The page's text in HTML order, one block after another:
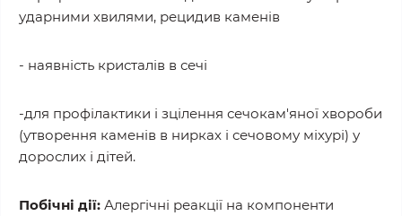
ударними хвилями, рецидив каменів
- наявність кристалів в сечі
-для профілактики і зцілення сечокам'яної хвороби
(утворення каменів в нирках і сечовому міхурі) у
дорослих і дітей.
Побічні дії: Алергічні реакції на компоненти